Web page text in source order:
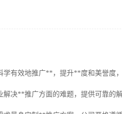
学有效地推广**，提升**度和美誉度
决**推广方面的难题，提供可靠的解